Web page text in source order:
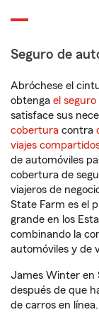
Seguro de
Abróchese el
obtenga el
satisface sus
cobertura contra
viajes
de automóviles
cobertura de
viajeros de
State Farm es el
grande en los
combinando la
automóviles y de
James Winter en
después de que
de carros en